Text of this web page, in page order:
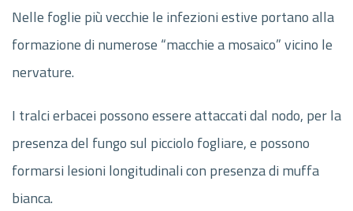
Nelle foglie più vecchie le infezioni estive portano alla
formazione di numerose “macchie a mosaico” vicino le
nervature.
I tralci erbacei possono essere attaccati dal nodo, per la
presenza del fungo sul picciolo fogliare, e possono
formarsi lesioni longitudinali con presenza di muffa
bianca.